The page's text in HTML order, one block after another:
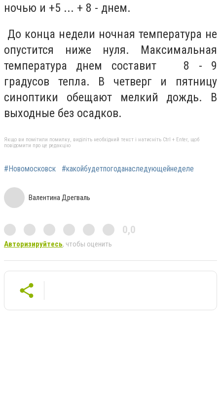
ночью и +5 ... + 8 - днем.
До конца недели ночная температура не
опустится ниже нуля. Максимальная
температура днем составит 8 - 9
градусов тепла. В четверг и пятницу
синоптики обещают мелкий дождь. В
выходные без осадков.
Якщо ви помітили помилку, виділіть необхідний текст і натисніть Ctrl + Enter, щоб
повідомити про це редакцію
#Новомосковск #какойбудетпогоданаследующейнеделе
Валентина Дрегваль
0,0
Авторизируйтесь, чтобы оценить